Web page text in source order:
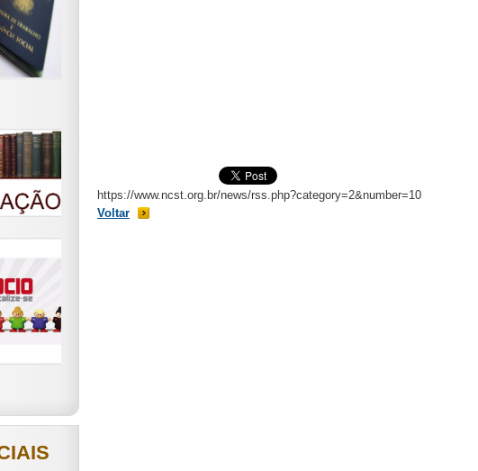
https://www.ncst.org.br/news/rss.php?category=2&number=10
Voltar